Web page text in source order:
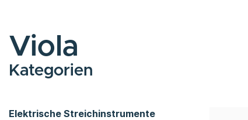
Viola
Kategorien
Elektrische Streichinstrumente